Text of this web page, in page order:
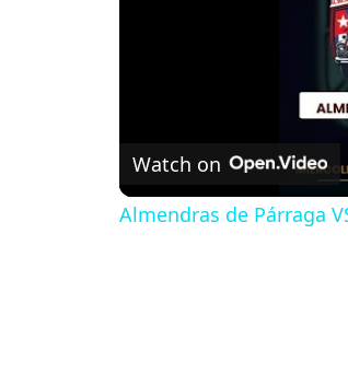
Watch on
Almendras de Párraga